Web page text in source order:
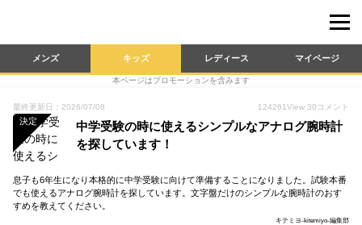
メンズ キッズ レディース マイページ
本ページはプロモーションを含みます
最終更新日：2026/07/08 124261View 30 コメント
決定
中学受験の時に使えるシンプルなアナログ腕時計
を探しています！
息子も6年生になり本格的に中学受験に向けて準備することになりました。試験本番
でも使えるアナログ腕時計を探しています。文字盤だけのシンプルな腕時計のおす
すめを教えてください。
キテミヨ-kitemiyo-編集部